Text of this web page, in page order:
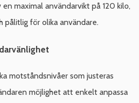
maximal användarvikt på 120 kilo,
pålitlig för olika användare.
motståndsnivåer som justeras
möjlighet att enkelt anpassa